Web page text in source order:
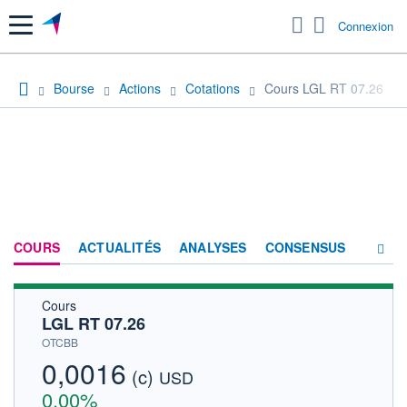
Menu Connexion
Bourse Actions Cotations Cours LGL RT 07.26
COURS ACTUALITÉS ANALYSES CONSENSUS
Cours
LGL RT 07.26
OTCBB
0,0016 (c) USD
0,00%